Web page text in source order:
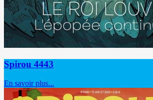
Spirou 4443
En savoir plus...